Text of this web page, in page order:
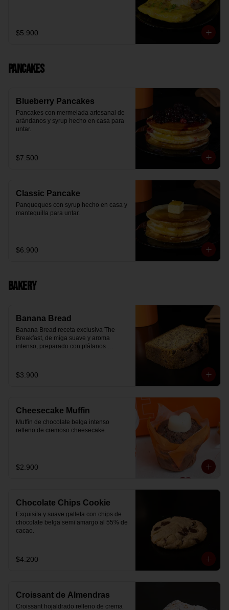
$5.900
Pancakes
Blueberry Pancakes
Pancakes con mermelada artesanal de
arándanos y syrup hecho en casa para
untar.
$7.500
Classic Pancake
Panqueques con syrup hecho en casa y
mantequilla para untar.
$6.900
Bakery
Banana Bread
Banana Bread receta exclusiva The
Breakfast, de miga suave y aroma
intenso, preparado con plátanos
$3.900
Cheesecake Muffin
Muffin de chocolate belga intenso
relleno de cremoso cheesecake.
$2.900
Chocolate Chips Cookie
Exquisita y suave galleta con chips de
chocolate belga semi amargo al 55% de
cacao.
$4.200
Croissant de Almendras
Croissant hojaldrado relleno de crema